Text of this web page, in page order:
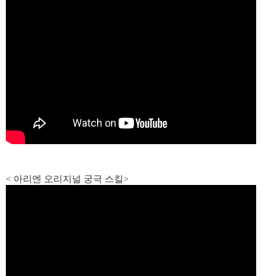
< 아리엔 오리지널 궁극 스킬>